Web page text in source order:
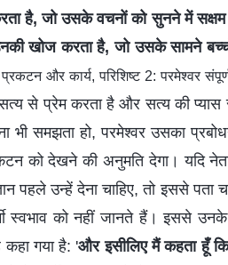
है, जो उसके वचनों को सुनने में
खोज करता है, जो उसके सामने
और कार्य, परिशिष्ट 2: परमेश्वर
से प्रेम करता है और सत्य की प्यास
भी समझता हो, परमेश्वर उसका
देखने की अनुमति देगा। यदि
पहले उन्हें देना चाहिए, तो इससे पता
को नहीं जानते हैं। इससे उनके
कहा गया है: 'और इसीलिए मैं कहता हूँ